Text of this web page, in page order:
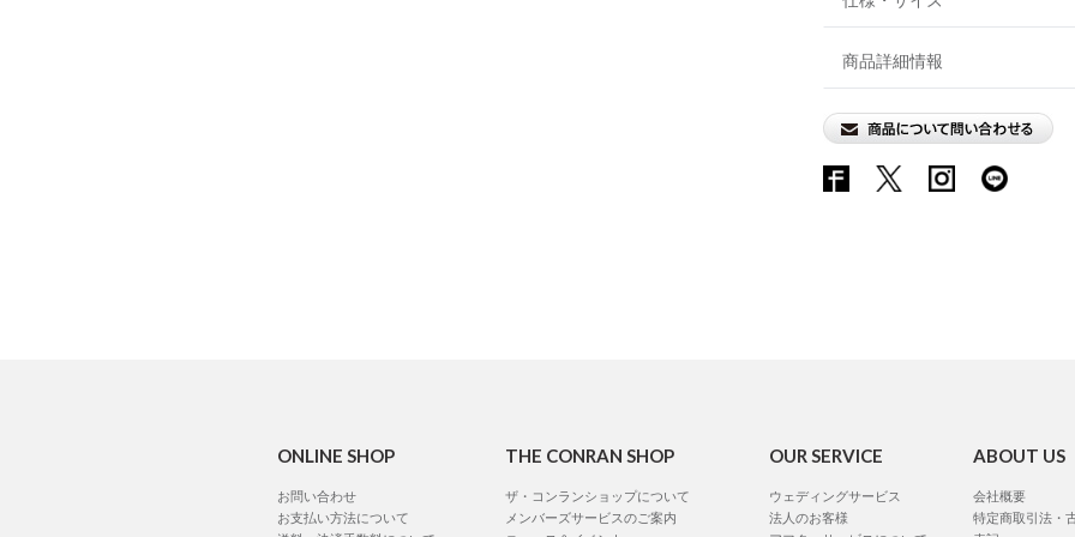
商品詳細情報
ONLINE SHOP
お問い合わせ
お支払い方法について
THE CONRAN SHOP
ザ・コンランショップについて
メンバーズサービスのご案内
OUR SERVICE
ウェディングサービス
法人のお客様
ABOUT US
会社概要
特定商取引法・